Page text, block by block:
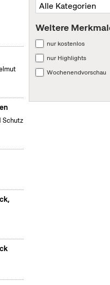
Schutz
Weitere
nur kostenlos
nur Highlights
Wochenendvorschau